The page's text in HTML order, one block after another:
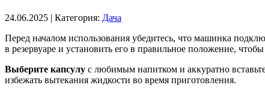
24.06.2025 | Категория: Дача
Перед началом использования убедитесь, что машинка
в резервуаре и установить его в правильное положение,
Выберите капсулу с любимым напитком и аккуратно
избежать вытекания жидкости во время приготовления.